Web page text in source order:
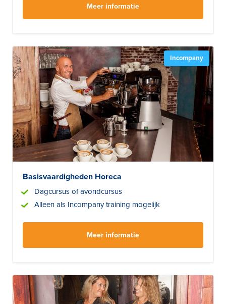
Meer informatie
Basisvaardigheden Horeca
Dagcursus of avondcursus
Alleen als Incompany training mogelijk
Incompany
Meer informatie